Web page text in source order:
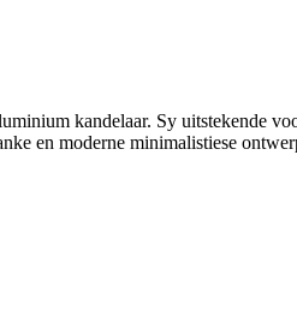
kandelaar. Sy uitstekende
en moderne minimalistiese